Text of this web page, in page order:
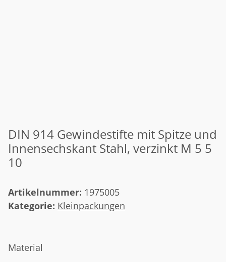
DIN 914 Gewindestifte mit Spitze und
Innensechskant Stahl, verzinkt M 5 5
10
Artikelnummer: 1975005
Kategorie: Kleinpackungen
Material